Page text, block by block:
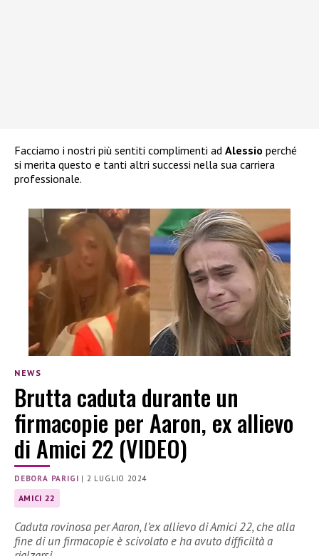
Facciamo i nostri più sentiti complimenti ad Alessio perché
si merita questo e tanti altri successi nella sua carriera
professionale.
NEWS
Brutta caduta durante un
firmacopie per Aaron, ex allievo
di Amici 22 (VIDEO)
DEBORA PARIGI | 2 LUGLIO 2024
AMICI 22
Caduta rovinosa per Aaron, l’ex allievo di Amici 22, che alla
fine di un firmacopie è scivolato e ha avuto difficiltà a